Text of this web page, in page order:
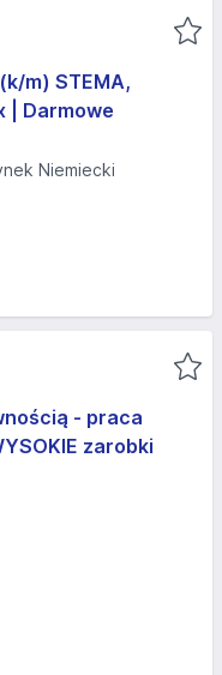
m) STEMA,
| Darmowe
Niemiecki
- praca
zarobki